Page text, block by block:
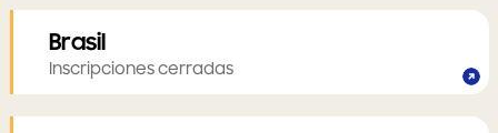
Brasil
Inscripciones cerradas